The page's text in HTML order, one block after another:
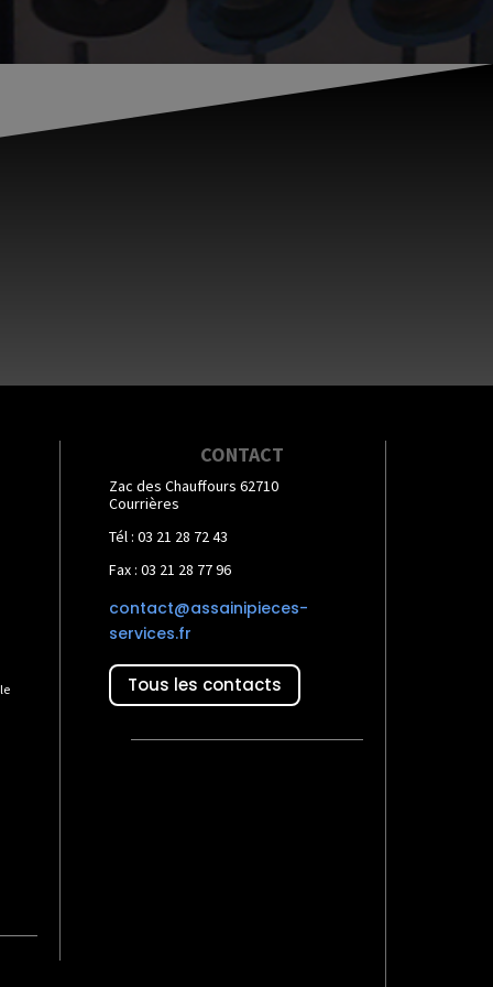
CONTACT
Zac des Chauffours 62710
Courrières
Tél : 03 21 28 72 43
Fax : 03 21 28 77 96
contact@assainipieces-
services.fr
Tous les contacts